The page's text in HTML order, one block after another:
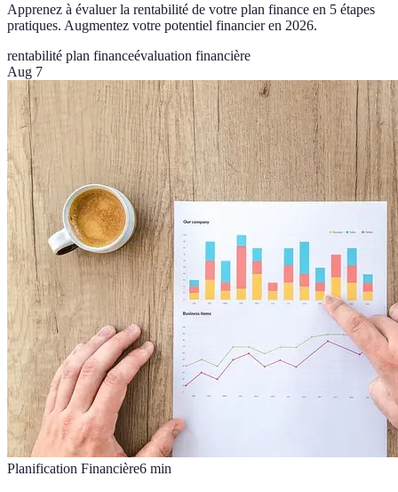
Apprenez à évaluer la rentabilité de votre plan finance en 5 étapes
pratiques. Augmentez votre potentiel financier en 2026.
rentabilité plan financeévaluation financière
Aug 7
Planification Financière6 min